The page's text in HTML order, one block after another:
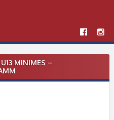
U13 MINIMES –